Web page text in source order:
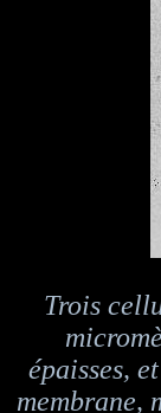
Trois
épaisses,
membrane,